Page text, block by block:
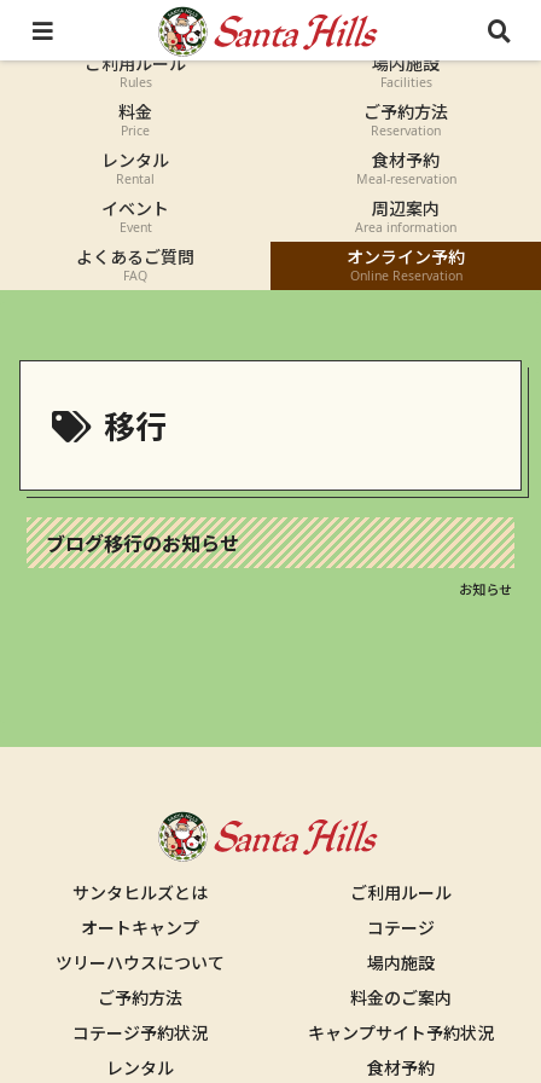
オートキャンプ
Auto-camp
ご利用ルール
Rules
場内施設
Facilities
料金
Price
ご予約方法
Reservation
レンタル
Rental
食材予約
Meal-reservation
イベント
Event
周辺案内
Area information
よくあるご質問
FAQ
オンライン予約
Online Reservation
移行
ブログ移行のお知らせ
お知らせ
サンタヒルズとは
ご利用ルール
オートキャンプ
コテージ
ツリーハウスについて
場内施設
ご予約方法
料金のご案内
コテージ予約状況
キャンプサイト予約状況
レンタル
食材予約